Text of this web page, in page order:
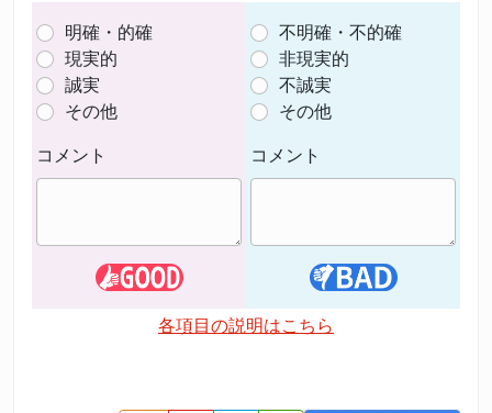
明確・的確
現実的
誠実
その他
コメント
不明確・不的確
非現実的
不誠実
その他
コメント
各項目の説明はこちら